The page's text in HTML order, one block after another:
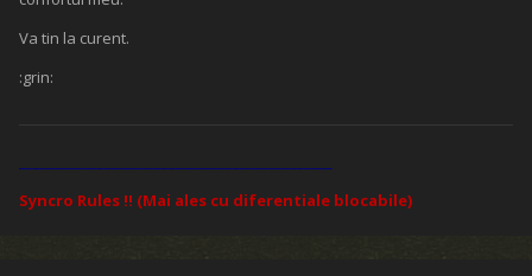
Va tin la curent.
:grin:
Syncro Rules !! (Mai ales cu diferentiale blocabile)